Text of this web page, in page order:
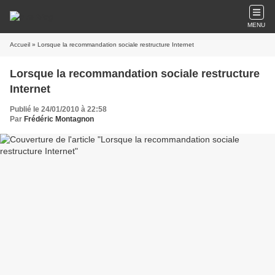
MENU
Accueil » Lorsque la recommandation sociale restructure Internet
Lorsque la recommandation sociale restructure
Internet
Publié le 24/01/2010 à 22:58
Par Frédéric Montagnon